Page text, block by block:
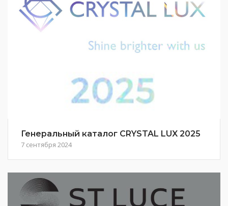
Генеральный каталог CRYSTAL LUX 2025
7 сентября 2024